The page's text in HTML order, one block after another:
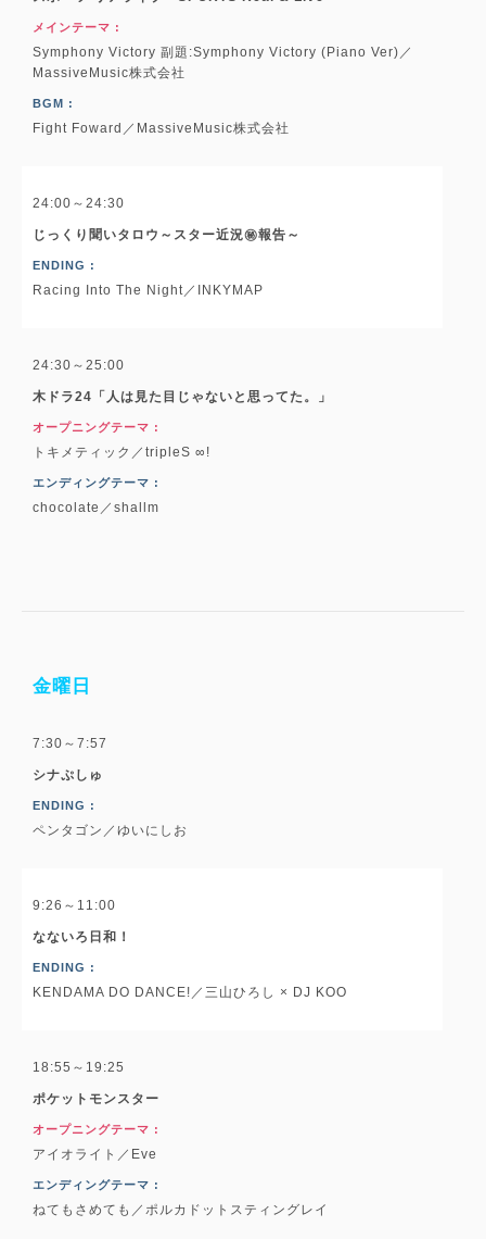
メインテーマ :
Symphony Victory 副題:Symphony Victory (Piano Ver)／
MassiveMusic株式会社
BGM :
Fight Foward／MassiveMusic株式会社
24:00～24:30
じっくり聞いタロウ～スター近況㊙報告～
ENDING :
Racing Into The Night／INKYMAP
24:30～25:00
木ドラ24「人は見た目じゃないと思ってた。」
オープニングテーマ :
トキメティック／tripleS ∞!
エンディングテーマ :
chocolate／shallm
金曜日
7:30～7:57
シナぷしゅ
ENDING :
ペンタゴン／ゆいにしお
9:26～11:00
なないろ日和！
ENDING :
KENDAMA DO DANCE!／三山ひろし × DJ KOO
18:55～19:25
ポケットモンスター
オープニングテーマ :
アイオライト／Eve
エンディングテーマ :
ねてもさめても／ポルカドットスティングレイ